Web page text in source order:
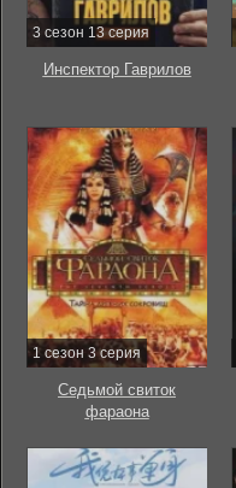
3 сезон 13 серия
Инспектор Гаврилов
1 сезон 3 серия
Седьмой свиток
фараона